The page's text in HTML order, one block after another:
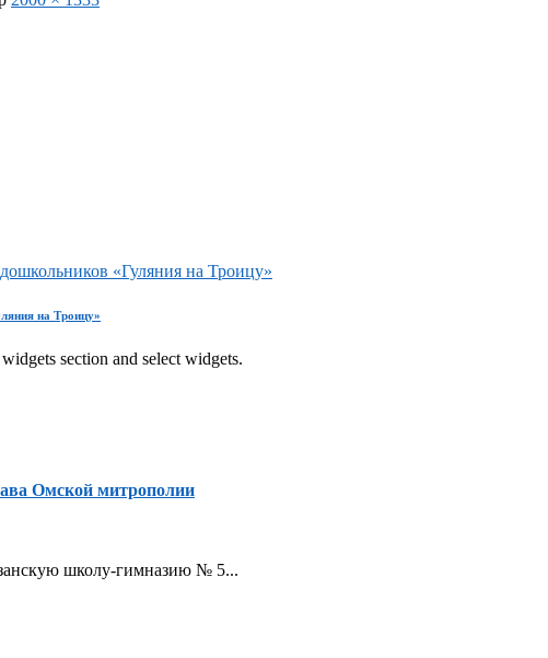
«Гуляния на Троицу»
на Троицу»
section and select widgets.
Омской митрополии
школу-гимназию № 5...